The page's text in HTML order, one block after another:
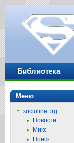
Библиотека
Меню
socioline.org
Новости
Микс
Поиск